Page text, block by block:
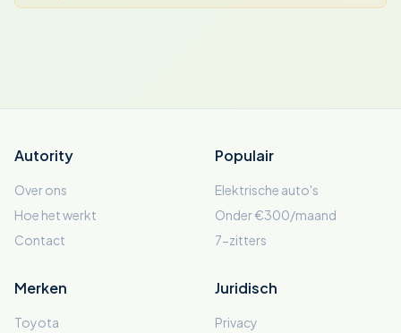
Autority
Over ons
Hoe het werkt
Contact
Populair
Elektrische auto's
Onder €300/maand
7-zitters
Merken
Toyota
Juridisch
Privacy